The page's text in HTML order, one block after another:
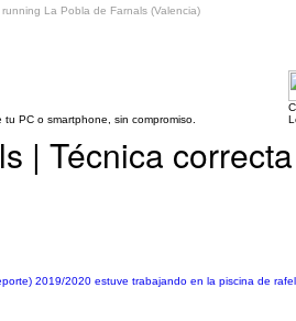
La Pobla de Farnals (Valencia)
PC o smartphone, sin compromiso.
| Técnica correcta
2019/2020 estuve trabajando en la piscina de